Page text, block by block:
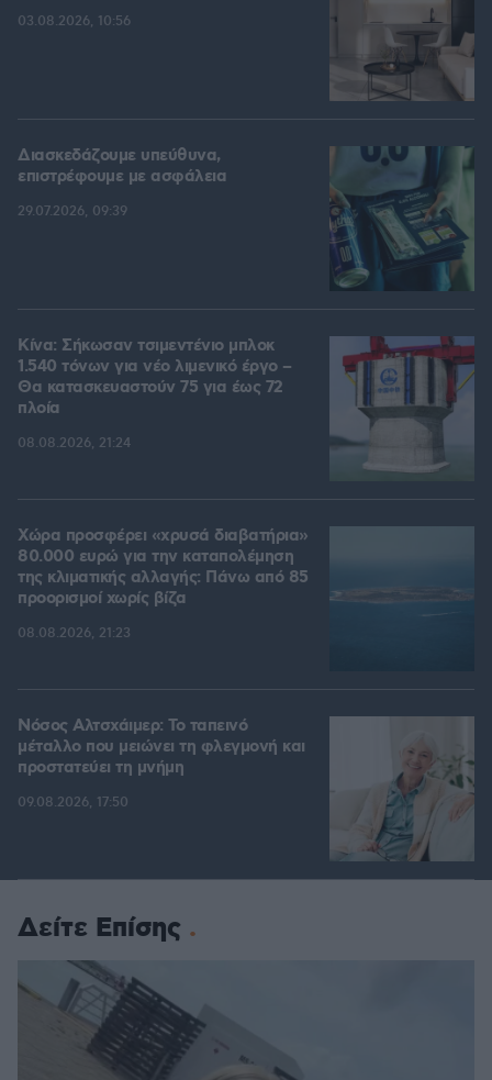
03.08.2026, 10:56
Διασκεδάζουμε υπεύθυνα,
επιστρέφουμε με ασφάλεια
29.07.2026, 09:39
Κίνα: Σήκωσαν τσιμεντένιο μπλοκ
1.540 τόνων για νέο λιμενικό έργο –
Θα κατασκευαστούν 75 για έως 72
πλοία
08.08.2026, 21:24
Χώρα προσφέρει «χρυσά διαβατήρια»
80.000 ευρώ για την καταπολέμηση
της κλιματικής αλλαγής: Πάνω από 85
προορισμοί χωρίς βίζα
08.08.2026, 21:23
Νόσος Αλτσχάιμερ: Το ταπεινό
μέταλλο που μειώνει τη φλεγμονή και
προστατεύει τη μνήμη
09.08.2026, 17:50
Δείτε Επίσης